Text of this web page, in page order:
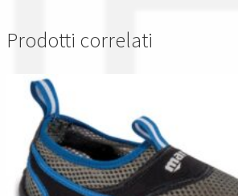
Prodotti correlati